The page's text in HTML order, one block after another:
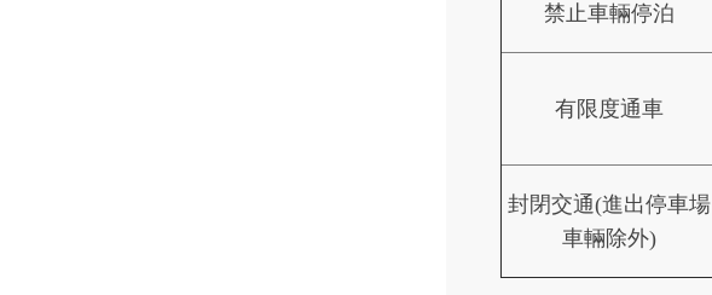
禁止車輛停泊
有限度通車
封閉交通(進出停車場
車輛除外)